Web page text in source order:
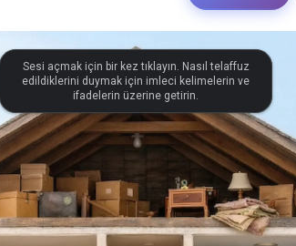
Sesi açmak için bir kez tıklayın. Nasıl telaffuz
edildiklerini duymak için imleci kelimelerin ve
ifadelerin üzerine getirin.